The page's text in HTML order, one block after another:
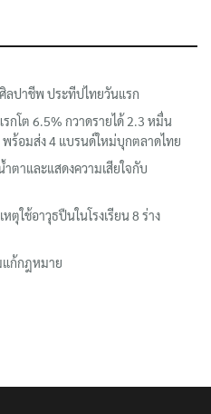
ลปาชีพ ประทีปไทยวันแรก
กโต 6.5% กวาดรายได้ 2.3 หมื่น
พร้อมส่ง 4 แบรนด์ใหม่บุกตลาดไทย
ตาและแสดงความเสียใจกับ
ตุใช้อาวุธปืนในโรงเรียน 8 ร่าง
แก้กฎหมาย